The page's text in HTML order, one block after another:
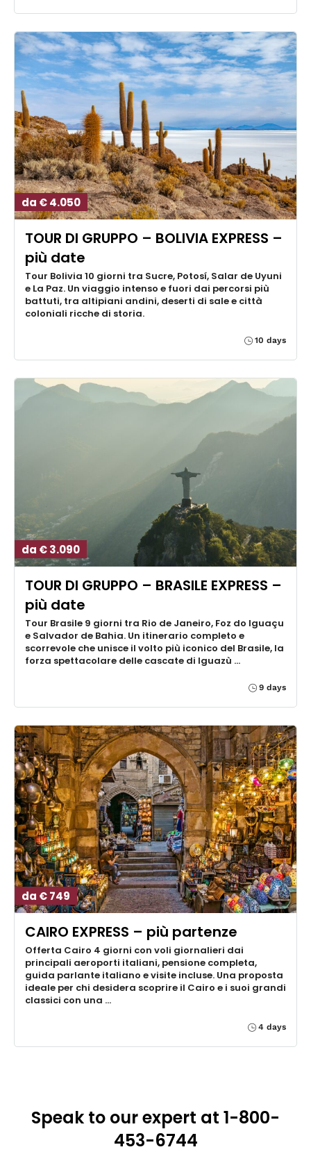
da € 4.050
TOUR DI GRUPPO – BOLIVIA EXPRESS –
più date
Tour Bolivia 10 giorni tra Sucre, Potosí, Salar de Uyuni
e La Paz. Un viaggio intenso e fuori dai percorsi più
battuti, tra altipiani andini, deserti di sale e città
coloniali ricche di storia.
10 days
da € 3.090
TOUR DI GRUPPO – BRASILE EXPRESS –
più date
Tour Brasile 9 giorni tra Rio de Janeiro, Foz do Iguaçu
e Salvador de Bahia. Un itinerario completo e
scorrevole che unisce il volto più iconico del Brasile, la
forza spettacolare delle cascate di Iguazù …
9 days
da € 749
CAIRO EXPRESS – più partenze
Offerta Cairo 4 giorni con voli giornalieri dai
principali aeroporti italiani, pensione completa,
guida parlante italiano e visite incluse. Una proposta
ideale per chi desidera scoprire il Cairo e i suoi grandi
classici con una …
4 days
Speak to our expert at 1-800-
453-6744